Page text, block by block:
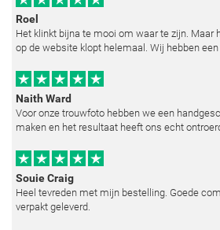
Roel
Het klinkt bijna te mooi om waar te zijn. Maar
op de website klopt helemaal. Wij hebben
Naith Ward
Voor onze trouwfoto hebben we een
maken en het resultaat heeft ons echt
Souie Craig
Heel tevreden met mijn bestelling. Goede
verpakt geleverd.